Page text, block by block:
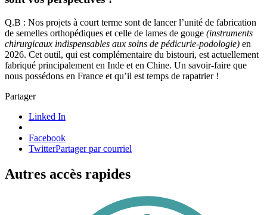
Q.B : Nos projets à court terme sont de lancer l’unité de fabrication
de semelles orthopédiques et celle de lames de gouge (instruments
chirurgicaux indispensables aux soins de pédicurie-podologie) en
2026. Cet outil, qui est complémentaire du bistouri, est actuellement
fabriqué principalement en Inde et en Chine. Un savoir-faire que
nous possédons en France et qu’il est temps de rapatrier !
Partager
Linked In
Facebook
TwitterPartager par courriel
Autres accès rapides